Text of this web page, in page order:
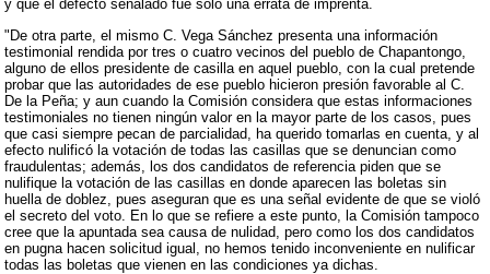
y que el defecto señalado fue sólo una errata de imprenta.
"De otra parte, el mismo C. Vega Sánchez presenta una información
testimonial rendida por tres o cuatro vecinos del pueblo de Chapantongo,
alguno de ellos presidente de casilla en aquel pueblo, con la cual pretende
probar que las autoridades de ese pueblo hicieron presión favorable al C.
De la Peña; y aun cuando la Comisión considera que estas informaciones
testimoniales no tienen ningún valor en la mayor parte de los casos, pues
que casi siempre pecan de parcialidad, ha querido tomarlas en cuenta, y al
efecto nulificó la votación de todas las casillas que se denuncian como
fraudulentas; además, los dos candidatos de referencia piden que se
nulifique la votación de las casillas en donde aparecen las boletas sin
huella de doblez, pues aseguran que es una señal evidente de que se violó
el secreto del voto. En lo que se refiere a este punto, la Comisión tampoco
cree que la apuntada sea causa de nulidad, pero como los dos candidatos
en pugna hacen solicitud igual, no hemos tenido inconveniente en nulificar
todas las boletas que vienen en las condiciones ya dichas.